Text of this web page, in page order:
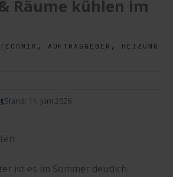
Räume kühlen im
, AUFTRAGGEBER ,
HEIZUNG
Stand: 11. Juni 2026
ist es im Sommer deutlich